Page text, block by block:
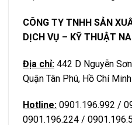
CÔNG TY TNHH SẢN
DỊCH VỤ – KỸ THUẬT
Địa chỉ: 442 D Nguyễn
Quận Tân Phú, Hồ Chí Minh
Hotline: 0901.196.992 /
0901.196.224 /